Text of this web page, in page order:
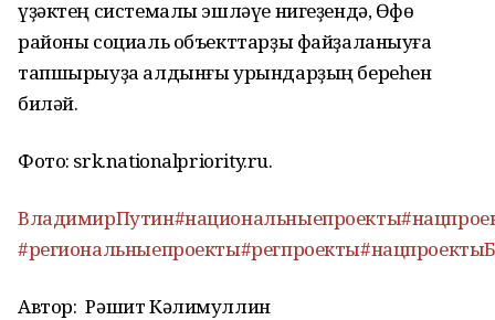
үҙәктең системалы эшләүе нигеҙендә, Өфө
районы социаль объекттарҙы файҙаланыуға
тапшырыуҙа алдынғы урындарҙың береһен
биләй.
Фото: srk.nationalpriority.ru.
ВладимирПутин#национальныепроекты
#региональныепроекты#регпроекты
Автор: Рәшит Кәлимуллин